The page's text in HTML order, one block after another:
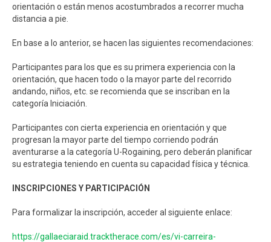
orientación o están menos acostumbrados a recorrer mucha
distancia a pie.
En base a lo anterior, se hacen las siguientes recomendaciones:
Participantes para los que es su primera experiencia con la
orientación, que hacen todo o la mayor parte del recorrido
andando, niños, etc. se recomienda que se inscriban en la
categoría Iniciación.
Participantes con cierta experiencia en orientación y que
progresan la mayor parte del tiempo corriendo podrán
aventurarse a la categoría U-Rogaining, pero deberán planificar
su estrategia teniendo en cuenta su capacidad física y técnica.
INSCRIPCIONES Y PARTICIPACIÓN
Para formalizar la inscripción, acceder al siguiente enlace:
https://gallaeciaraid.tracktherace.com/es/vi-carreira-